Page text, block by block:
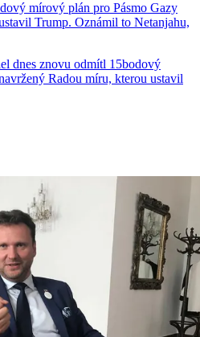
mírový plán pro Pásmo Gazy
Trump. Oznámil to Netanjahu,
dnes znovu odmítl 15bodový
Radou míru, kterou ustavil